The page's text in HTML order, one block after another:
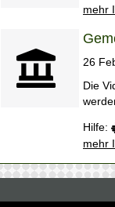
mehr
26
Die
Hilfe:
mehr